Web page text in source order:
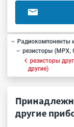
Радиокомпоненты
резисторы (МРХ,
резисторы
другие)
другие